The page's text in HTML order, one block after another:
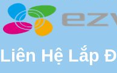
Liên Hệ Lắp